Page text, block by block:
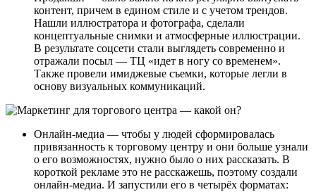
контент, причем в едином стиле и с учетом трендов.
Нашли иллюстратора и фотографа, сделали
концептуальные снимки и атмосферные иллюстрации.
В результате соцсети стали выглядеть современно и
отражали посыл — ТЦ «идет в ногу со временем».
Также провели имиджевые съемки, которые легли в
основу визуальных коммуникаций.
Онлайн-медиа — чтобы у людей сформировалась
привязанность к торговому центру и они больше узнали
о его возможностях, нужно было о них рассказать. В
короткой рекламе это не расскажешь, поэтому создали
онлайн-медиа. И запустили его в четырёх форматах: